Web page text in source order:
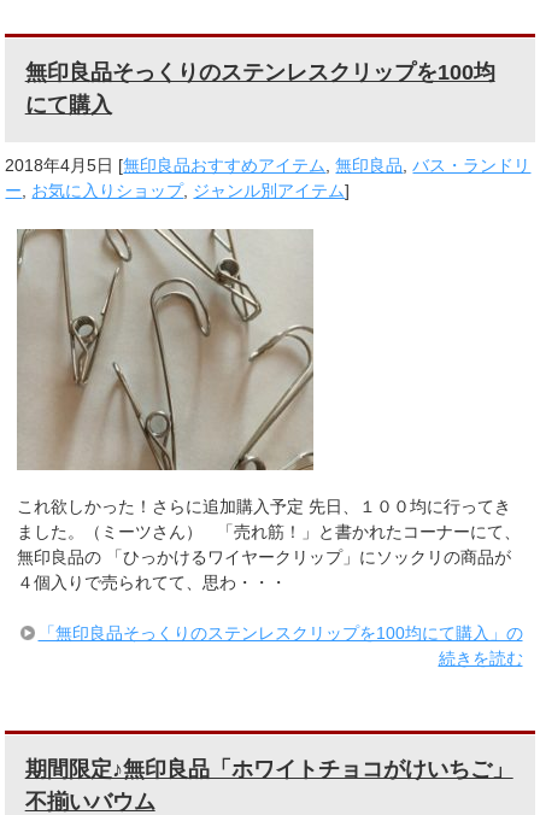
無印良品そっくりのステンレスクリップを100均
にて購入
2018年4月5日 [無印良品おすすめアイテム ,無印良品 ,バス・ランドリ
ー
お気に入りショップ, ジャンル別アイテム]
これ欲しかった！さらに追加購入予定 先日、１００均に行ってき
ました。（ミーツさん） 「売れ筋！」と書かれたコーナーにて、
無印良品の 「ひっかけるワイヤークリップ」にソックリの商品が
４個入りで売られてて、思わ・・・
「無印良品そっくりのステンレスクリップを100均にて購入」の
続きを読む
期間限定♪無印良品「ホワイトチョコがけいちご」
不揃いバウム